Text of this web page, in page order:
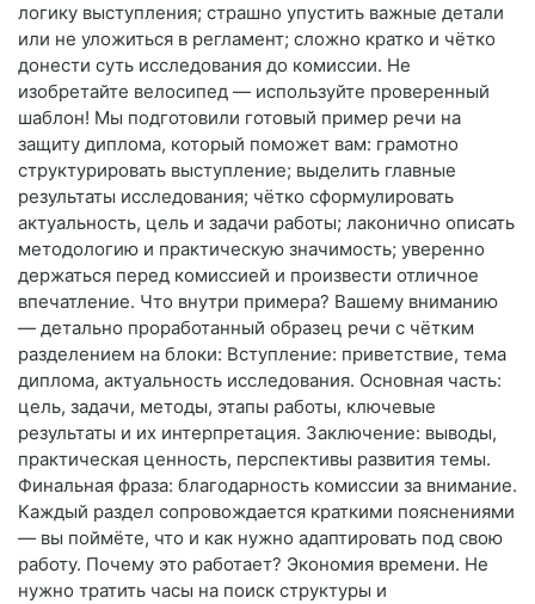
логику выступления; страшно упустить важные детали
или не уложиться в регламент; сложно кратко и чётко
донести суть исследования до комиссии. Не
изобретайте велосипед — используйте проверенный
шаблон! Мы подготовили готовый пример речи на
защиту диплома, который поможет вам: грамотно
структурировать выступление; выделить главные
результаты исследования; чётко сформулировать
актуальность, цель и задачи работы; лаконично описать
методологию и практическую значимость; уверенно
держаться перед комиссией и произвести отличное
впечатление. Что внутри примера? Вашему вниманию
— детально проработанный образец речи с чётким
разделением на блоки: Вступление: приветствие, тема
диплома, актуальность исследования. Основная часть:
цель, задачи, методы, этапы работы, ключевые
результаты и их интерпретация. Заключение: выводы,
практическая ценность, перспективы развития темы.
Финальная фраза: благодарность комиссии за внимание.
Каждый раздел сопровождается краткими пояснениями
— вы поймёте, что и как нужно адаптировать под свою
работу. Почему это работает? Экономия времени. Не
нужно тратить часы на поиск структуры и